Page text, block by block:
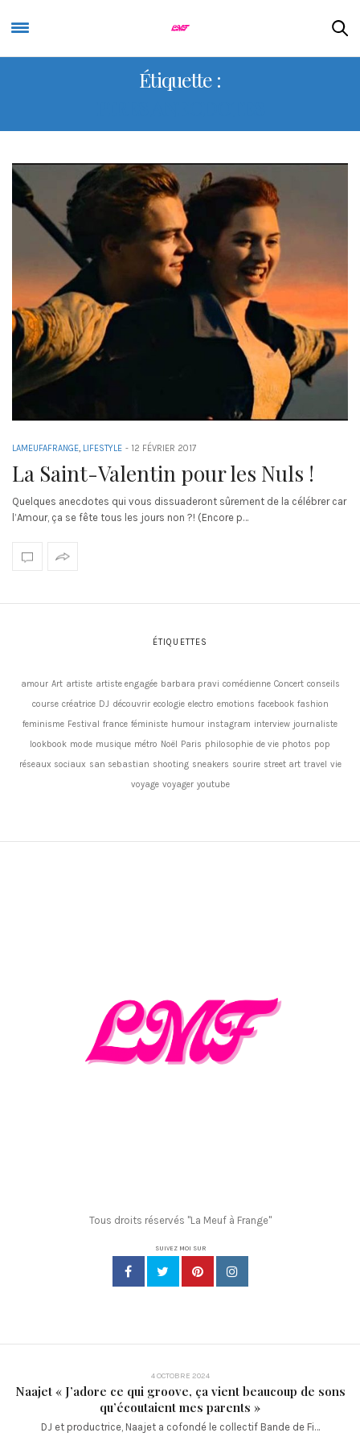
Étiquette :
LAMEUFAFRANGE, LIFESTYLE - 12 FÉVRIER 2017
La Saint-Valentin pour les Nuls !
Quelques anecdotes qui vous dissuaderont sûrement de la célébrer car
l’Amour, ça se fête tous les jours non ?! (Encore p…
ÉTIQUETTES
amour Art artiste artiste engagée barbara pravi comédienne Concert conseils
course créatrice DJ découvrir ecologie electro emotions facebook fashion
feminisme Festival france féministe humour instagram interview journaliste
lookbook mode musique métro Noël Paris philosophie de vie photos pop
réseaux sociaux san sebastian shooting sneakers sourire street art travel vie
voyage voyager youtube
Tous droits réservés "La Meuf à Frange"
SUIVEZ MOI SUR
4 OCTOBRE 2024
Naajet « J’adore ce qui groove, ça vient beaucoup de sons
qu’écoutaient mes parents »
DJ et productrice, Naajet a cofondé le collectif Bande de Fi…